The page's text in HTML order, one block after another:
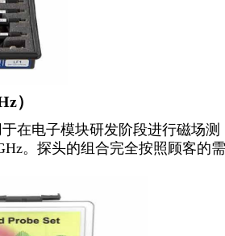
）
在电子模块研发阶段进行磁场测
。探头的组合完全按照顾客的需